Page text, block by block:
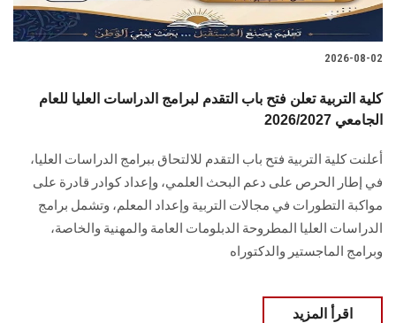
2026-08-02
كلية التربية تعلن فتح باب التقدم لبرامج الدراسات العليا للعام
الجامعي 2026/2027
أعلنت كلية التربية فتح باب التقدم للالتحاق ببرامج الدراسات العليا،
في إطار الحرص على دعم البحث العلمي، وإعداد كوادر قادرة على
مواكبة التطورات في مجالات التربية وإعداد المعلم، وتشمل برامج
الدراسات العليا المطروحة الدبلومات العامة والمهنية والخاصة،
وبرامج الماجستير والدكتوراه
اقرأ المزيد